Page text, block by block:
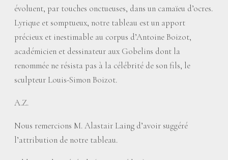
évoluent, par touches onctueuses, dans un camaïeu d’ocres.
Lyrique et somptueux, notre tableau est un apport
précieux et inestimable au corpus d’Antoine Boizot,
académicien et dessinateur aux Gobelins dont la
renommée ne résista pas à la célébrité de son fils, le
sculpteur Louis-Simon Boizot.
A.Z.
Nous remercions M. Alastair Laing d’avoir suggéré
l’attribution de notre tableau.